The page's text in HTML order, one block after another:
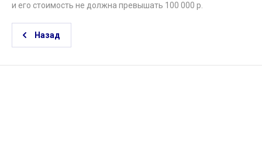
и его стоимость не должна превышать 100 000 р.
Назад